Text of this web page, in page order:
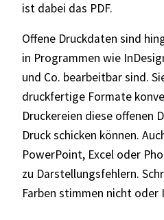
ist dabei das PDF.
Offene Druckdaten sind
in Programmen wie
und Co. bearbeitbar sind.
druckfertige Formate
Druckereien diese offenen
Druck schicken können.
PowerPoint, Excel oder
zu Darstellungsfehlern.
Farben stimmen nicht oder